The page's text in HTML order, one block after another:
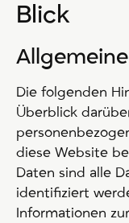
Blick
Die folgenden
Überblick
diese Website
Daten sind alle
identifiziert
Informationen